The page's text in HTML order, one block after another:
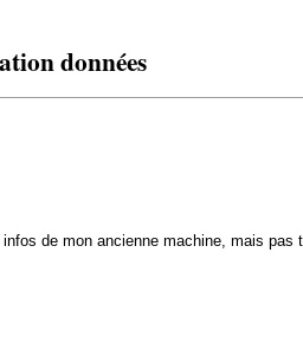
données
de mon ancienne machine, mais pas